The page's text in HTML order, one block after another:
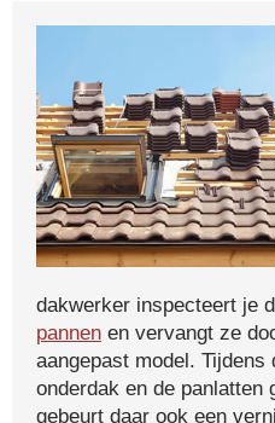
dakwerker inspecteert je
pannen en vervangt ze
aangepast model.
onderdak en de panlatten
gebeurt daar ook een